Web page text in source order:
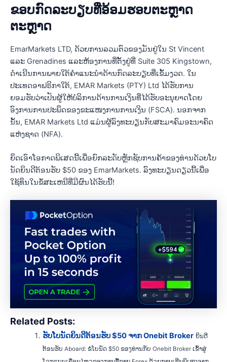
ຂອບກົດລະບຽບທີ່ອ້ອມຮອບຕະຫຼາດ
ຕະຫຼາດ
EmarMarkets LTD, ດ້ວຍການລວມຕົວຂອງມັນຢູ່ໃນ St Vincent
ແລະ Grenadines ແລະຫ້ອງການທີ່ຕັ້ງຢູ່ທີ່ Suite 305 Kingstown,
ດໍາເນີນການພາຍໃຕ້ຄໍາແນະນໍາດ້ານກົດລະບຽບທີ່ເຂັ້ມງວດ. ໃນ
ປະເທດອາຟຣິກາໃຕ້, EMAR Markets (PTY) Ltd ໄດ້ຮັບການ
ຍອມຮັບວ່າເປັນຜູ້ໃຫ້ບໍລິການດ້ານການເງິນທີ່ໄດ້ຮັບອະນຸຍາດໂດຍ
ອົງການການປະພຶດຂອງຂະແໜງການການເງິນ (FSCA). ນອກຈາກ
ນັ້ນ, EMAR Markets Ltd ແມ່ນຜູ້ລົງທະບຽນກັບສະມາຄົມອະນາຄົດ
ແຫ່ງຊາດ (NFA).
ຍຶດເອົາໂອກາດພິເສດນີ້ເພື່ອຍົກລະດັບຫຼັກຊັບການຄ້າຂອງທ່ານດ້ວຍໂບ
ນັດຍິນດີຕ້ອນຮັບ $50 ຂອງ EmarMarkets. ລົງ​ທະ​ບຽນ​ດຽວ​ນີ້​ເພື່ອ​
ໃຊ້​ທຶນ​ໃນ​ຂໍ້​ສະ​ເຫນີ​ທີ່​ມີ​ຜົນ​ໄດ້​ຮັບ​ນີ້​!
Related Posts:
ຮັບໂບນັດຍິນດີຕ້ອນຮັບ $50 ຈາກ Onebit Broker ຍິນດີ
ຕ້ອນຮັບ Aboard: ຂໍໂບນັດ $50 ຂອງທ່ານກັບ Onebit Broker ເຂົ້າສູ່